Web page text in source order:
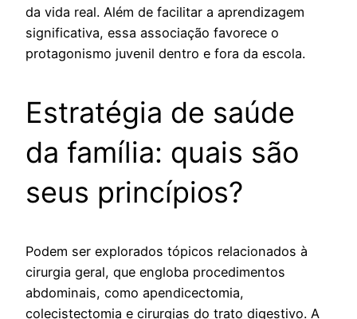
da vida real. Além de facilitar a aprendizagem
significativa, essa associação favorece o
protagonismo juvenil dentro e fora da escola.
Estratégia de saúde
da família: quais são
seus princípios?
Podem ser explorados tópicos relacionados à
cirurgia geral, que engloba procedimentos
abdominais, como apendicectomia,
colecistectomia e cirurgias do trato digestivo. A